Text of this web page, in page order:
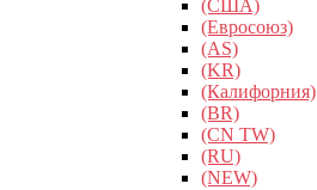
(США)
(Евросоюз)
(AS)
(KR)
(Калифорния)
(BR)
(CN TW)
(RU)
(NEW)